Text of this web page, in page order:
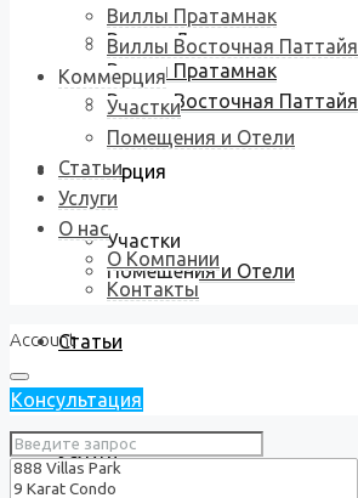
Виллы Джомтьен
Виллы Пратамнак
Виллы Восточная Паттайя
Коммерция
Участки
Помещения и Отели
Статьи
Услуги
Виллы Пратамнак
Виллы Восточная Паттайя
Коммерция
Участки
Помещения и Отели
Статьи
Услуги
О нас
О Компании
Контакты
Account
Консультация